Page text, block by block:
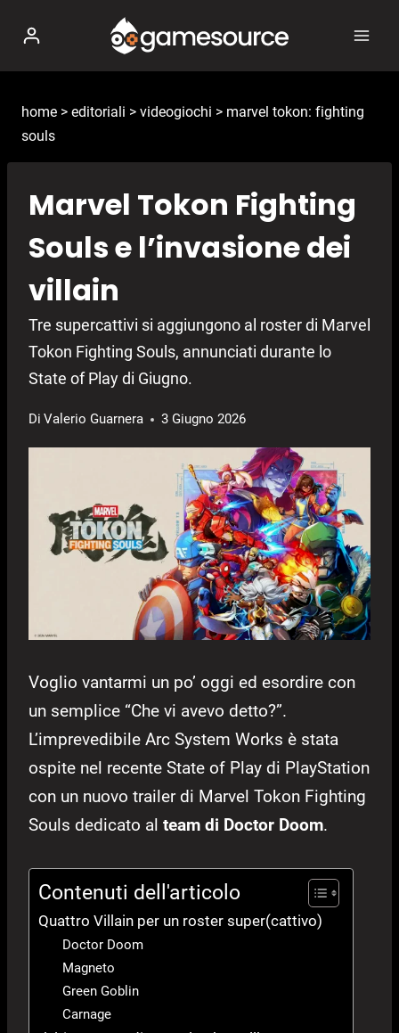
contenuto
home > editoriali > videogiochi > marvel tokon: fighting
souls
Marvel Tokon Fighting
Souls e l’invasione dei
villain
Tre supercattivi si aggiungono al roster di Marvel
Tokon Fighting Souls, annunciati durante lo
State of Play di Giugno.
Di Valerio Guarnera 3 Giugno 2026
Voglio vantarmi un po’ oggi ed esordire con
un semplice “Che vi avevo detto?”.
L’imprevedibile Arc System Works è stata
ospite nel recente State of Play di PlayStation
con un nuovo trailer di Marvel Tokon Fighting
Souls dedicato al team di Doctor Doom.
Contenuti dell'articolo
Quattro Villain per un roster super(cattivo)
Doctor Doom
Magneto
Green Goblin
Carnage